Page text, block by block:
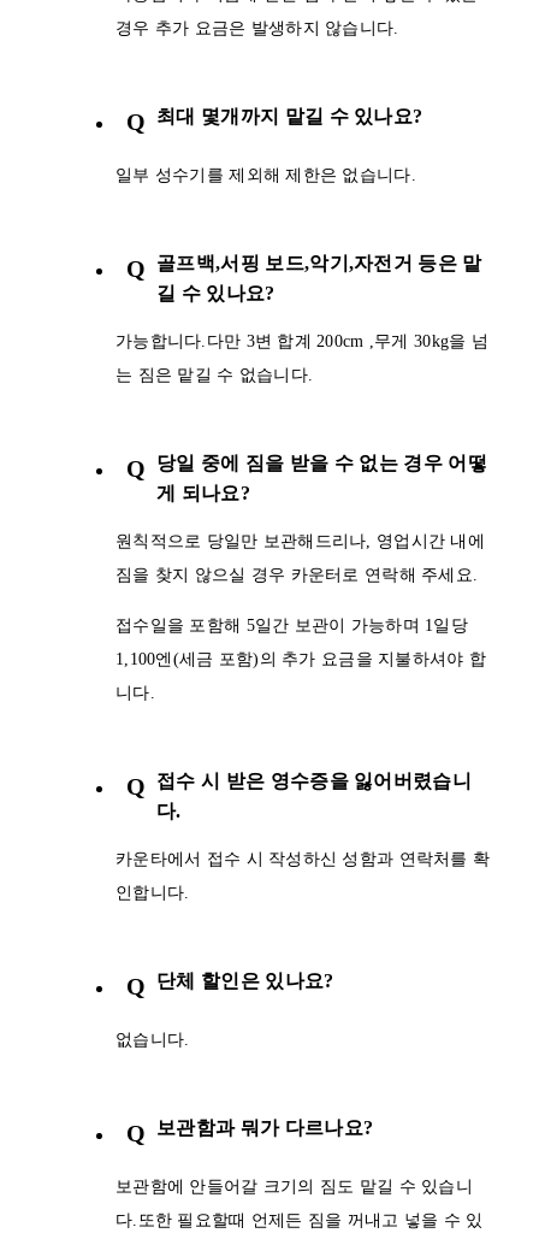
경우 추가 요금은 발생하지 않습니다.
Q 최대 몇개까지 맡길 수 있나요?
일부 성수기를 제외해 제한은 없습니다.
Q
골프백,서핑 보드,악기,자전거 등은 맡
길 수 있나요?
가능합니다.다만 3변 합계 200cm ,무게 30kg을 넘
는 짐은 맡길 수 없습니다.
Q
당일 중에 짐을 받을 수 없는 경우 어떻
게 되나요?
원칙적으로 당일만 보관해드리나, 영업시간 내에
짐을 찾지 않으실 경우 카운터로 연락해 주세요.
접수일을 포함해 5일간 보관이 가능하며 1일당
1,100엔(세금 포함)의 추가 요금을 지불하셔야 합
니다.
Q
접수 시 받은 영수증을 잃어버렸습니
다.
카운타에서 접수 시 작성하신 성함과 연락처를 확
인합니다.
Q 단체 할인은 있나요?
없습니다.
Q 보관함과 뭐가 다르나요?
보관함에 안들어갈 크기의 짐도 맡길 수 있습니
다.또한 필요할때 언제든 짐을 꺼내고 넣을 수 있